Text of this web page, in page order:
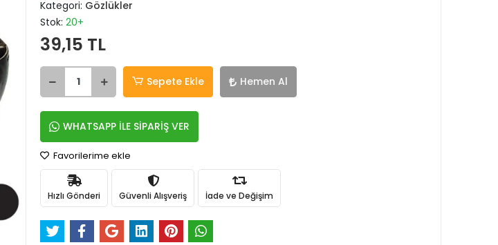
Kategori: Gözlükler
Stok: 20+
39,15 TL
Sepete Ekle Hemen Al
WHATSAPP İLE SİPARİŞ VER
Favorilerime ekle
Hızlı Gönderi Güvenli Alışveriş İade ve Değişim